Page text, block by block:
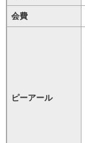
会費
ピーアール